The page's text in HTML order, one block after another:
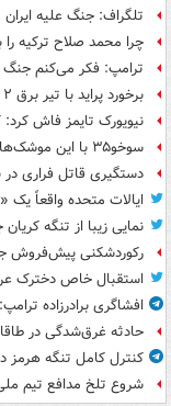
تلگراف: جنگ علیه
چرا محمد صلاح ترکیه را
ترامپ: فکر می‌کنم جنگ
برخورد پراید با تیر برق ۲ فوتی بر جای گذاشت
نیویورک تایمز فاش کرد:
سوخو۳۵ با این موشک‌ها به ناوهای‌جنگی حمله می‌کند
دستگیری قاتل فراری در
ایالات متحده واقعاً
نمایی زیبا از تنگه
رکوردشکنی پیش‌فروش
استقبال خاص دخترک
افشاگری برادرزاده
حادثه غرق‌شدگی در طاقانک ۲ قربانی
کنترل کامل تنگه هرمز
شروع تلخ مدافع تیم